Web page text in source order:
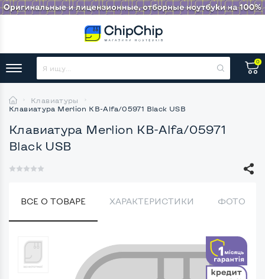
0
Клавиатуры
Клавиатура Merlion KB-Alfa/05971 Black USB
Клавиатура Merlion KB-Alfa/05971
Black USB
ВСЕ О ТОВАРЕ ХАРАКТЕРИСТИКИ ФОТО